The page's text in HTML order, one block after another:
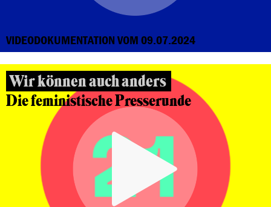
VIDEODOKUMENTATION VOM 09.07.2024
Wir können auch anders
Die feministische Presserunde